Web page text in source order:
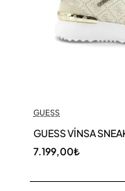
GUESS
GUESS VİNSA
7.199,00₺